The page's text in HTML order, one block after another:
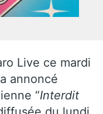
Live ce mardi
annoncé
“Interdit